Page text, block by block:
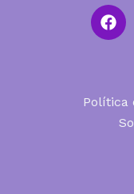
Política